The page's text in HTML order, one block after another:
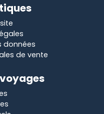
données
de vente